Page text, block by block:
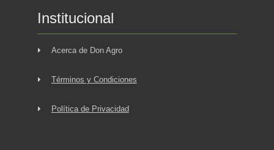
Institucional
Acerca de Don Agro
Términos y Condiciones
Política de Privacidad